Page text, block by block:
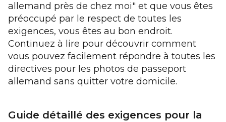
allemand près de chez moi" et que vous êtes
préoccupé par le respect de toutes les
exigences, vous êtes au bon endroit.
Continuez à lire pour découvrir comment
vous pouvez facilement répondre à toutes les
directives pour les photos de passeport
allemand sans quitter votre domicile.
Guide détaillé des exigences pour la